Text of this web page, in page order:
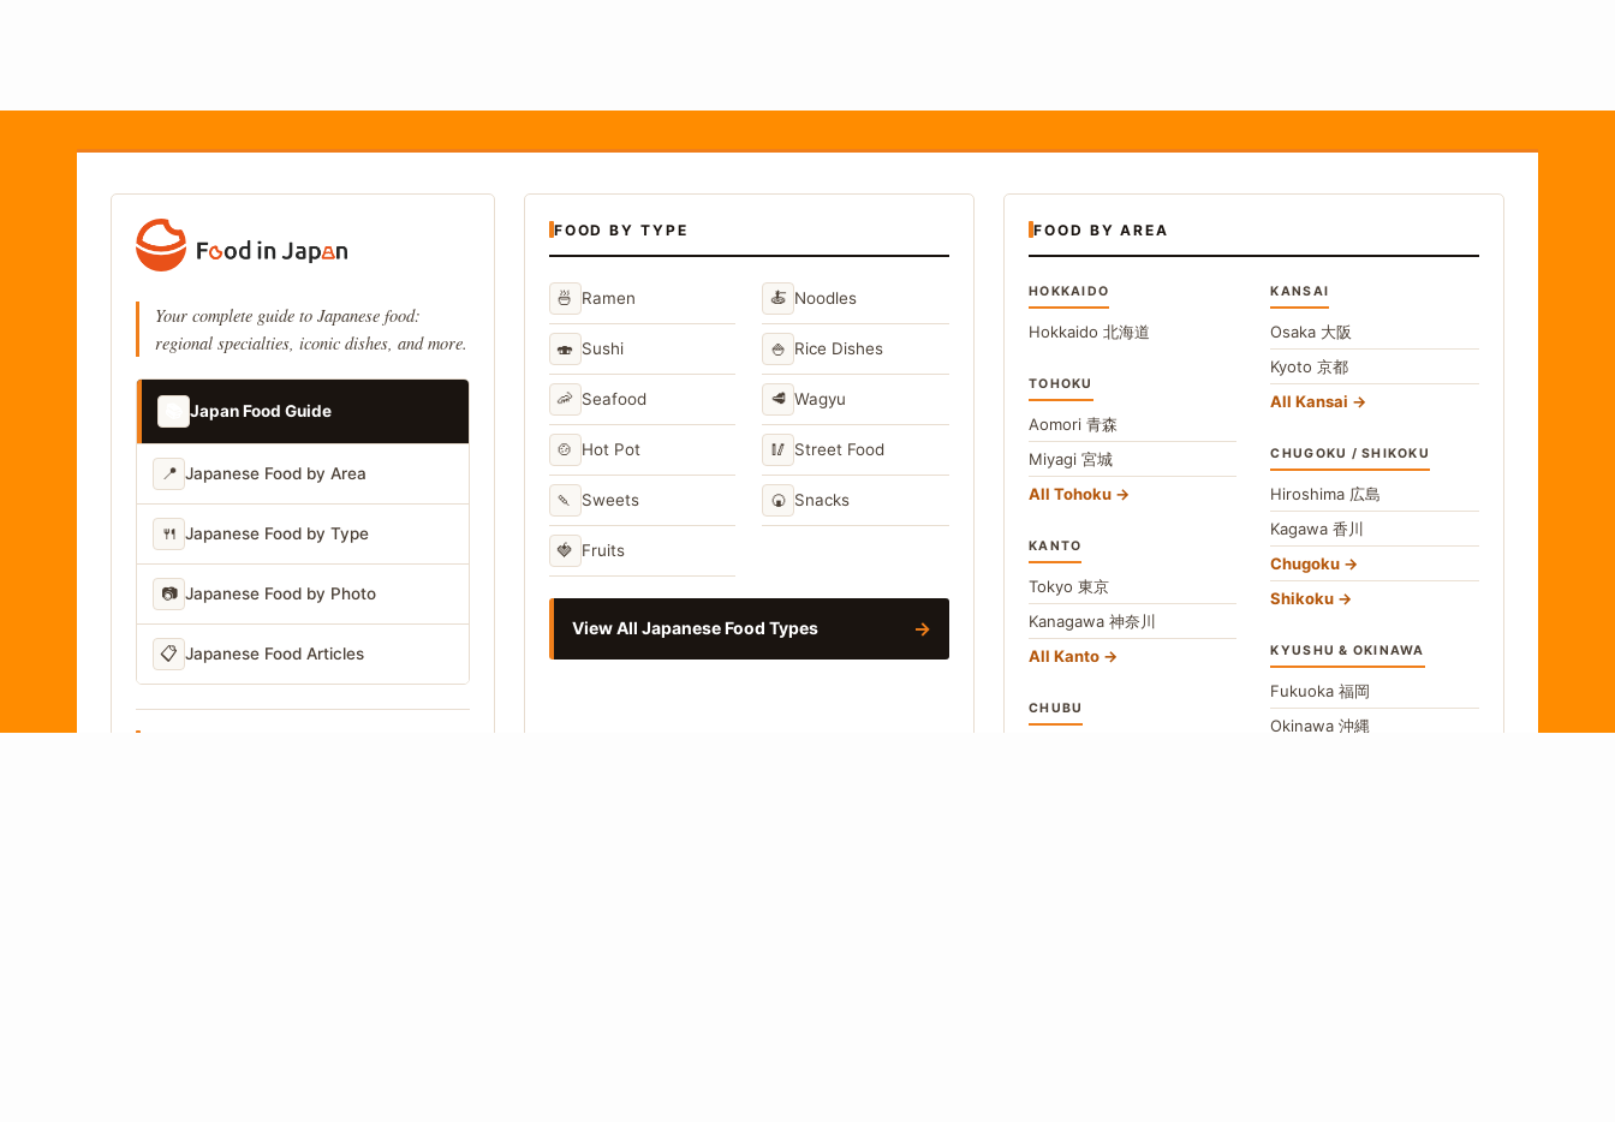
Your complete guide to Japanese food:
regional specialties, iconic dishes, and more.
Japan Food Guide
📍 Japanese Food by Area
🍴 Japanese Food by Type
📷 Japanese Food by Photo
📋 Japanese Food Articles
FOOD BY TYPE
🍜 Ramen 🍝 Noodles
🍣 Sushi 🍚 Rice Dishes
🦐 Seafood 🥩 Wagyu
🍲 Hot Pot 🥢 Street Food
🍡 Sweets 🍘 Snacks
🍓 Fruits
View All Japanese Food Types →
FOOD BY AREA
HOKKAIDO
Hokkaido 北海道
TOHOKU
Aomori 青森
Miyagi 宮城
All Tohoku
KANTO
Tokyo 東京
Kanagawa 神奈川
All Kanto
CHUBU
KANSAI
Osaka 大阪
Kyoto京都
All Kansai
CHUGOKU / SHIKOKU
Hiroshima 広島
Kagawa香川
Chugoku
Shikoku
KYUSHU & OKINAWA
Fukuoka福岡
Okinawa沖縄